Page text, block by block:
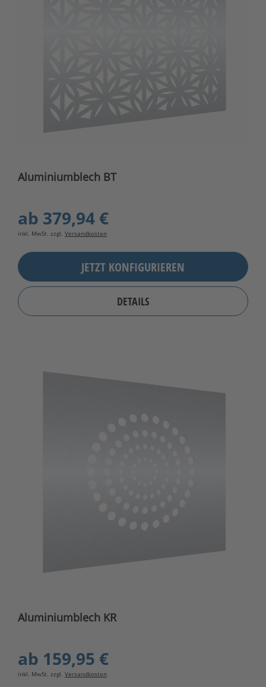
Aluminiumblech BT
ab 379,94 €
inkl. MwSt. zzgl. Versandkosten
JETZT KONFIGURIEREN
DETAILS
Aluminiumblech KR
ab 159,95 €
inkl. MwSt. zzgl. Versandkosten